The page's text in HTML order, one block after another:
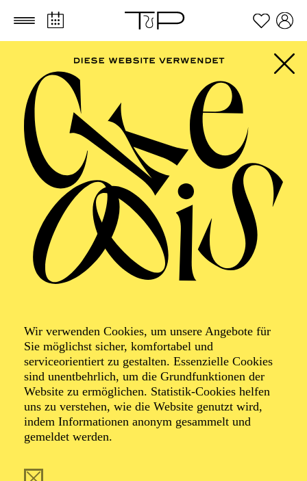
Zum Hauptinhalt springen Zum Footer springen
Wir verwenden Cookies, um unsere Angebote für
Sie möglichst sicher, komfortabel und
serviceorientiert zu gestalten. Essenzielle Cookies
sind unentbehrlich, um die Grundfunktionen der
Website zu ermöglichen. Statistik-Cookies helfen
uns zu verstehen, wie die Website genutzt wird,
indem Informationen anonym gesammelt und
gemeldet werden.
AALTO MUSIKTHEATER
Anything Goes
Musical in 2 Akten von Cole Porter
Musik und Gesangstexte von Cole Porter, Buch von
Guy Bolton, P.G. Wodehouse, Howard Lindsay und
Russel Crouse, Neufassung von Timothy Crouse und
John Weidman, deutsche Fassung von Niklas Wagner
und Roman Hinze